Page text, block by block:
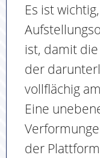
Es ist
ist, damit
der
vollflächig
Eine
der